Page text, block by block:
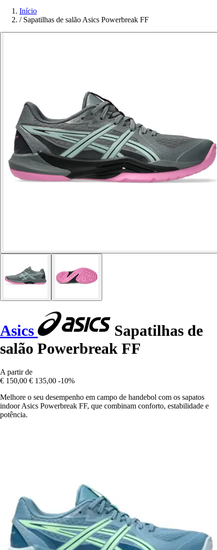
Início
/ Sapatilhas de salão Asics Powerbreak FF
Asics
Sapatilhas de
salão Powerbreak FF
A partir de
€ 150,00 € 135,00 -10%
Melhore o seu desempenho em campo de handebol com os sapatos
indoor Asics Powerbreak FF, que combinam conforto, estabilidade e
potência.